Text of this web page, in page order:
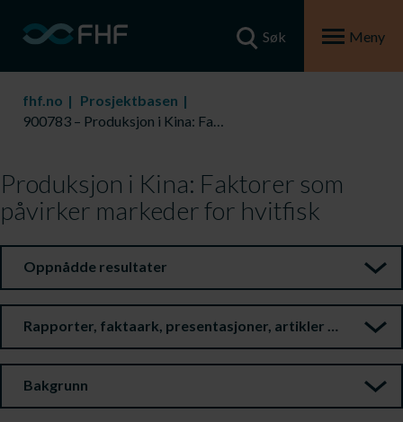
Søk Meny
fhf.no
Prosjektbasen
900783 – Produksjon i Kina: Faktorer som påvirker markeder for hvitfisk
Produksjon i Kina: Faktorer som
påvirker markeder for hvitfisk
Oppnådde resultater
Rapporter, faktaark, presentasjoner, artikler m.m.
Bakgrunn